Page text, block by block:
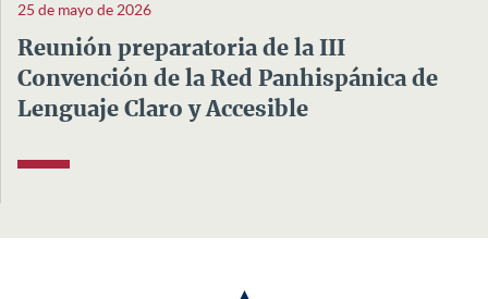
25 de mayo de 2026
Reunión preparatoria de la III
Convención de la Red Panhispánica de
Lenguaje Claro y Accesible